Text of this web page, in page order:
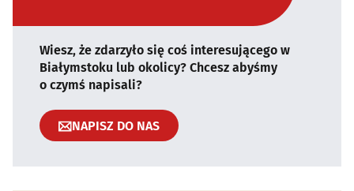
Wiesz, że zdarzyło się coś interesującego w
Białymstoku lub okolicy? Chcesz abyśmy
o czymś napisali?
NAPISZ DO NAS